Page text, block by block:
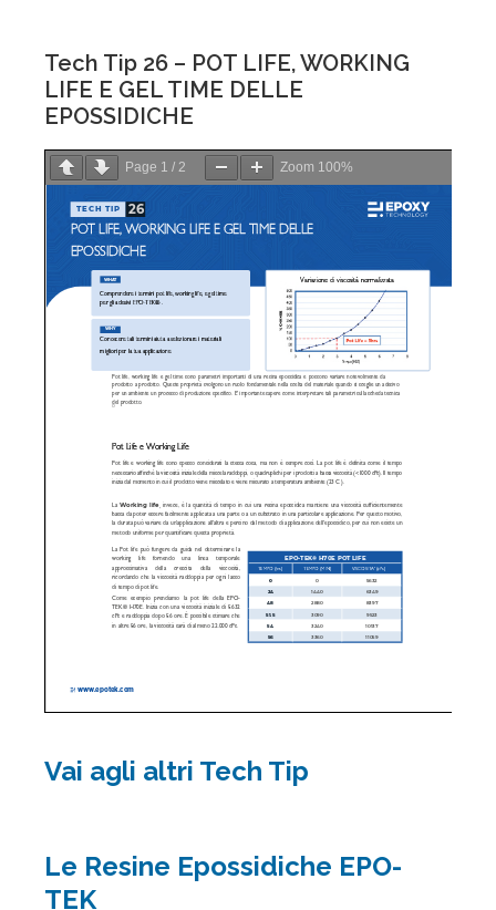
Tech Tip 26 – POT LIFE, WORKING
LIFE E GEL TIME DELLE
EPOSSIDICHE
Page 1 / 2 Zoom 100%
Vai agli altri Tech Tip
Le Resine Epossidiche EPO-
TEK